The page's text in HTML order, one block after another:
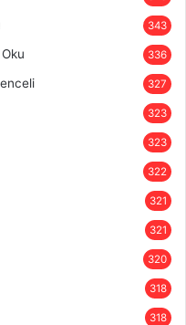
343
336
327
323
323
322
321
321
320
318
318